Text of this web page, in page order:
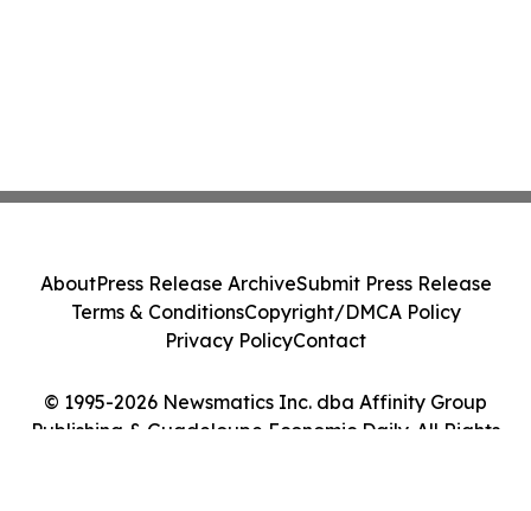
© 1995-2026 Newsmatics Inc. dba Affinity Group
Publishing & Guadeloupe Economic Daily. All Rights
AboutPress Release ArchiveSubmit Press Release
Terms & ConditionsCopyright/DMCA Policy
Privacy PolicyContact